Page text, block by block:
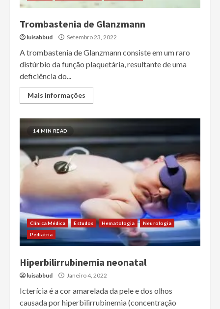
Trombastenia de Glanzmann
luisabbud Setembro 23, 2022
A trombastenia de Glanzmann consiste em um raro
distúrbio da função plaquetária, resultante de uma
deficiência do...
Mais informações
14 MIN READ
Clínica Médica Estudos Hematologia
Neurologia
Pediatria
Hiperbilirrubinemia neonatal
luisabbud Janeiro 4, 2022
Icterícia é a cor amarelada da pele e dos olhos
causada por hiperbilirrubinemia (concentração